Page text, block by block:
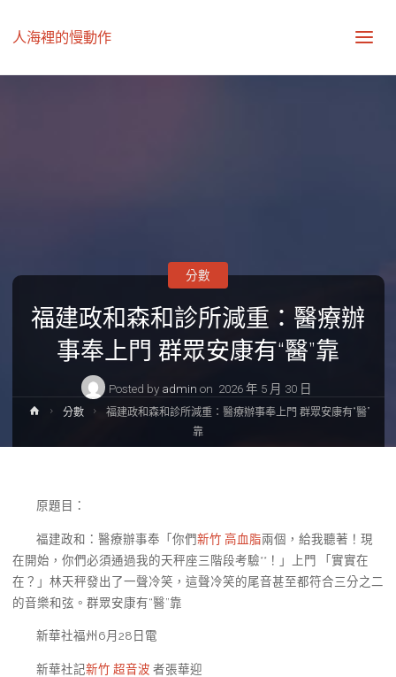
人海裡的慢動作
福建政和森和診所減重：醫療辦
事奉上門 群眾安康有“醫”靠
Posted by admin on 2026 年 5 月 30 日
分數
Home分數
福建政和森和診所減重：醫療辦事奉上門 群眾安康有“醫”
靠
原題目：
福建政和：醫療辦事奉「你們新竹 高血脂兩個，給我聽著！現
在開始，你們必須通過我的天秤座三階段考驗**！」上門 「實實在
在？」林天秤發出了一聲冷笑，這聲冷笑的尾音甚至都符合三分之二
的音樂和弦。群眾安康有“醫”靠
新華社福州6月28日電
新華社記新竹 超音波 者張華迎